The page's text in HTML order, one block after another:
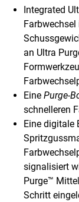
Integrated
an Ultra
Eine Purge-
schnelleren
Eine digitale
signalisiert
Purge™
Schritt